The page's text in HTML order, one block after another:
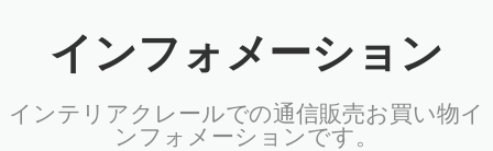
インフォメーション
インテリアクレールでの通信販売お買い物イ
ンフォメーションです。